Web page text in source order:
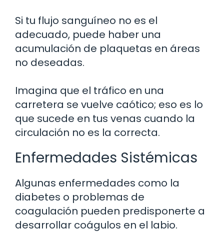
Si tu flujo sanguíneo no es el
adecuado, puede haber una
acumulación de plaquetas en áreas
no deseadas.
Imagina que el tráfico en una
carretera se vuelve caótico; eso es lo
que sucede en tus venas cuando la
circulación no es la correcta.
Enfermedades Sistémicas
Algunas enfermedades como la
diabetes o problemas de
coagulación pueden predisponerte a
desarrollar coágulos en el labio.